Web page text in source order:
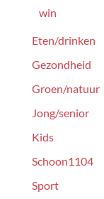
win
Eten/drinken
Gezondheid
Groen/natuur
Jong/senior
Kids
Schoon1104
Sport